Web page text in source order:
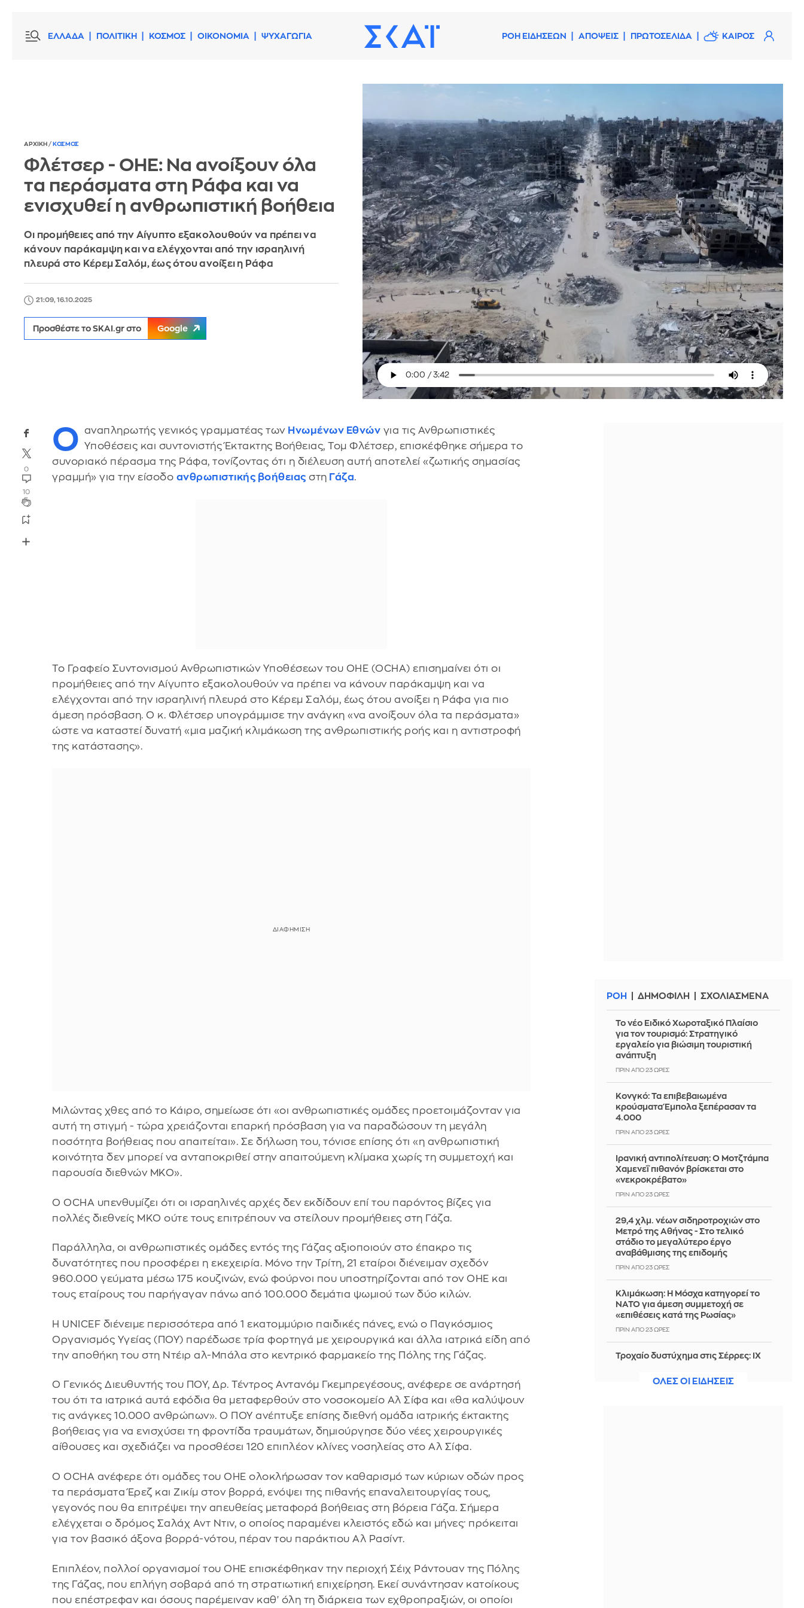
ΕΛΛΑΔΑ ΠΟΛΙΤΙΚΗ ΚΟΣΜΟΣ ΟΙΚΟΝΟΜΙΑ ΨΥΧΑΓΩΓΙΑ ΡΟΗ ΕΙΔΗΣΕΩΝ ΑΠΟΨΕΙΣ ΠΡΩΤΟΣΕΛΙΔΑ ΚΑΙΡΟΣ
ΑΡΧΙΚΗ / ΚΟΣΜΟΣ
Φλέτσερ - ΟΗΕ: Να ανοίξουν όλα
τα περάσματα στη Ράφα και να
ενισχυθεί η ανθρωπιστική βοήθεια
Οι προμήθειες από την Αίγυπτο εξακολουθούν να πρέπει να
κάνουν παράκαμψη και να ελέγχονται από την ισραηλινή
πλευρά στο Κέρεμ Σαλόμ, έως ότου ανοίξει η Ράφα
21:09, 16.10.2025
Προσθέστε το SKAI.gr στο Google
0
10
Ο αναπληρωτής γενικός γραμματέας των Ηνωμένων Εθνών για τις Ανθρωπιστικές
Υποθέσεις και συντονιστής Έκτακτης Βοήθειας, Τομ Φλέτσερ, επισκέφθηκε σήμερα το
συνοριακό πέρασμα της Ράφα, τονίζοντας ότι η διέλευση αυτή αποτελεί «ζωτικής σημασίας
γραμμή» για την είσοδο ανθρωπιστικής βοήθειας στη Γάζα.
Το Γραφείο Συντονισμού Ανθρωπιστικών Υποθέσεων του ΟΗΕ (OCHA) επισημαίνει ότι οι
προμήθειες από την Αίγυπτο εξακολουθούν να πρέπει να κάνουν παράκαμψη και να
ελέγχονται από την ισραηλινή πλευρά στο Κέρεμ Σαλόμ, έως ότου ανοίξει η Ράφα για πιο
άμεση πρόσβαση. Ο κ. Φλέτσερ υπογράμμισε την ανάγκη «να ανοίξουν όλα τα περάσματα»
ώστε να καταστεί δυνατή «μια μαζική κλιμάκωση της ανθρωπιστικής ροής και η αντιστροφή
της κατάστασης».
Μιλώντας χθες από το Κάιρο, σημείωσε ότι «οι ανθρωπιστικές ομάδες προετοιμάζονταν για
αυτή τη στιγμή - τώρα χρειάζονται επαρκή πρόσβαση για να παραδώσουν τη μεγάλη
ποσότητα βοήθειας που απαιτείται». Σε δήλωση του, τόνισε επίσης ότι «η ανθρωπιστική
κοινότητα δεν μπορεί να ανταποκριθεί στην απαιτούμενη κλίμακα χωρίς τη συμμετοχή και
παρουσία διεθνών ΜΚΟ».
Ο OCHA υπενθυμίζει ότι οι ισραηλινές αρχές δεν εκδίδουν επί του παρόντος βίζες για
πολλές διεθνείς ΜΚΟ ούτε τους επιτρέπουν να στείλουν προμήθειες στη Γάζα.
Παράλληλα, οι ανθρωπιστικές ομάδες εντός της Γάζας αξιοποιούν στο έπακρο τις
δυνατότητες που προσφέρει η εκεχειρία. Μόνο την Τρίτη, 21 εταίροι διένειμαν σχεδόν
960.000 γεύματα μέσω 175 κουζινών, ενώ φούρνοι που υποστηρίζονται από τον ΟΗΕ και
τους εταίρους του παρήγαγαν πάνω από 100.000 δεμάτια ψωμιού των δύο κιλών.
Η UNICEF διένειμε περισσότερα από 1 εκατομμύριο παιδικές πάνες, ενώ ο Παγκόσμιος
Οργανισμός Υγείας (ΠΟΥ) παρέδωσε τρία φορτηγά με χειρουργικά και άλλα ιατρικά είδη από
την αποθήκη του στη Ντέιρ αλ-Μπάλα στο κεντρικό φαρμακείο της Πόλης της Γάζας.
Ο Γενικός Διευθυντής του ΠΟΥ, Δρ. Τέντρος Αντανόμ Γκεμπρεγέσους, ανέφερε σε ανάρτησή
του ότι τα ιατρικά αυτά εφόδια θα μεταφερθούν στο νοσοκομείο Αλ Σίφα και «θα καλύψουν
τις ανάγκες 10.000 ανθρώπων». Ο ΠΟΥ ανέπτυξε επίσης διεθνή ομάδα ιατρικής έκτακτης
βοήθειας για να ενισχύσει τη φροντίδα τραυμάτων, δημιούργησε δύο νέες χειρουργικές
αίθουσες και σχεδιάζει να προσθέσει 120 επιπλέον κλίνες νοσηλείας στο Αλ Σίφα.
Ο OCHA ανέφερε ότι ομάδες του ΟΗΕ ολοκλήρωσαν τον καθαρισμό των κύριων οδών προς
τα περάσματα Έρεζ και Ζικίμ στον βορρά, ενόψει της πιθανής επαναλειτουργίας τους,
γεγονός που θα επιτρέψει την απευθείας μεταφορά βοήθειας στη βόρεια Γάζα. Σήμερα
ελέγχεται ο δρόμος Σαλάχ Αντ Ντιν, ο οποίος παραμένει κλειστός εδώ και μήνες· πρόκειται
για τον βασικό άξονα βορρά-νότου, πέραν του παράκτιου Αλ Ρασίντ.
Επιπλέον, πολλοί οργανισμοί του ΟΗΕ επισκέφθηκαν την περιοχή Σέιχ Ράντουαν της Πόλης
της Γάζας, που επλήγη σοβαρά από τη στρατιωτική επιχείρηση. Εκεί συνάντησαν κατοίκους
που επέστρεφαν και όσους παρέμειναν καθ' όλη τη διάρκεια των εχθροπραξιών, οι οποίοι
ΡΟΗ ΔΗΜΟΦΙΛΗ ΣΧΟΛΙΑΣΜΕΝΑ
Το νέο Ειδικό Χωροταξικό Πλαίσιο
για τον τουρισμό: Στρατηγικό
εργαλείο για βιώσιμη τουριστική
ανάπτυξη
ΠΡΙΝ ΑΠΌ 23 ΏΡΕΣ
Κονγκό: Τα επιβεβαιωμένα
κρούσματα Έμπολα ξεπέρασαν τα
4.000
ΠΡΙΝ ΑΠΌ 23 ΏΡΕΣ
Ιρανική αντιπολίτευση: Ο Μοτζτάμπα
Χαμενεΐ πιθανόν βρίσκεται στο
«νεκροκρέβατο»
ΠΡΙΝ ΑΠΌ 23 ΏΡΕΣ
29,4 χλμ. νέων σιδηροτροχιών στο
Μετρό της Αθήνας - Στο τελικό
στάδιο το μεγαλύτερο έργο
αναβάθμισης της επιδομής
ΠΡΙΝ ΑΠΌ 23 ΏΡΕΣ
Κλιμάκωση: Η Μόσχα κατηγορεί το
ΝΑΤΟ για άμεση συμμετοχή σε
«επιθέσεις κατά της Ρωσίας»
ΠΡΙΝ ΑΠΌ 23 ΏΡΕΣ
Τροχαίο δυστύχημα στις Σέρρες: ΙΧ
μητέρα και γιος - Δείτε εικόνες,
ΟΛΕΣ ΟΙ ΕΙΔΗΣΕΙΣ